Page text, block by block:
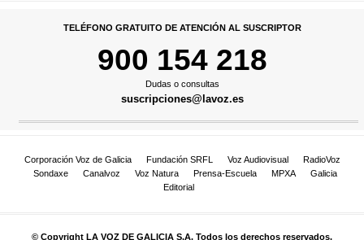
TELÉFONO GRATUITO DE ATENCIÓN AL SUSCRIPTOR
900 154 218
Dudas o consultas
suscripciones@lavoz.es
Corporación Voz de Galicia Fundación SRFL Voz Audiovisual
RadioVoz
Sondaxe
Canalvoz Voz Natura Prensa-Escuela MPXA
Galicia
Editorial
© Copyright LA VOZ DE GALICIA S.A. Todos los derechos reservados.